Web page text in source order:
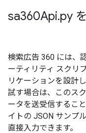
sa360Api.py
検索広告 360 には、
ーティリティ スクリ
リケーションを設計
試す場合は、このス
ータを送受信するこ
イトの JSON サンプ
直接入力できます。